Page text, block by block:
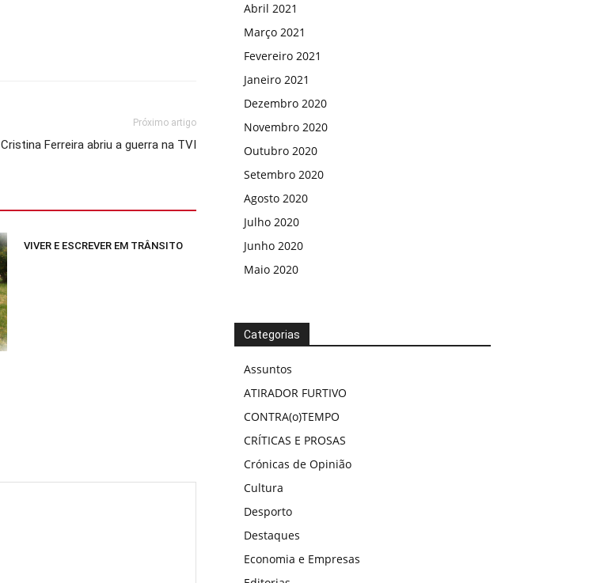
Próximo artigo
Cristina Ferreira abriu a guerra na TVI
VIVER E ESCREVER EM TRÂNSITO
Abril 2021
Março 2021
Fevereiro 2021
Janeiro 2021
Dezembro 2020
Novembro 2020
Outubro 2020
Setembro 2020
Agosto 2020
Julho 2020
Junho 2020
Maio 2020
Categorias
Assuntos
ATIRADOR FURTIVO
CONTRA(o)TEMPO
CRÍTICAS E PROSAS
Crónicas de Opinião
Cultura
Desporto
Destaques
Economia e Empresas